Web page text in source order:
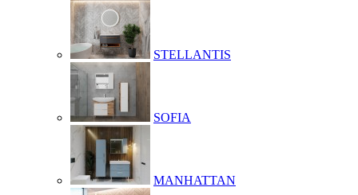
STELLANTIS
SOFIA
MANHATTAN